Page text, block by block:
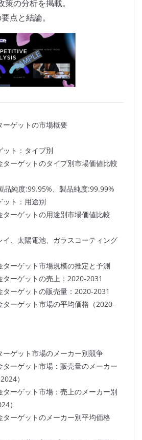
の分析を掲載。
点と結論。
ーゲットの市場概要
ット：タイプ別
ーゲットのタイプ別市場価値比較
純度:99.95%、製品純度:99.99%
ット：用途別
ーゲットの用途別市場価値比較
、太陽電池、ガラスコーティング
ーゲット市場規模の推定と予測
ーゲットの売上：2020-2031
ーゲットの販売量：2020-2031
ーゲット市場の平均価格（2020-
ーゲット市場のメーカー別競争
ーゲット市場：販売量のメーカー
）
ーゲット市場：売上のメーカー別
）
ーゲットのメーカー別平均価格